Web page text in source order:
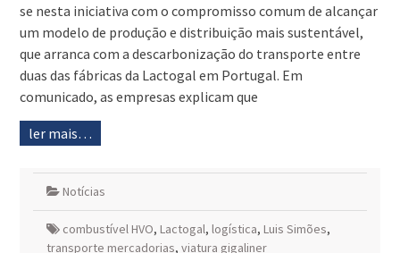
se nesta iniciativa com o compromisso comum de alcançar
um modelo de produção e distribuição mais sustentável,
que arranca com a descarbonização do transporte entre
duas das fábricas da Lactogal em Portugal. Em
comunicado, as empresas explicam que
ler mais…
Notícias
combustível HVO, Lactogal, logística, Luis Simões,
transporte mercadorias, viatura gigaliner